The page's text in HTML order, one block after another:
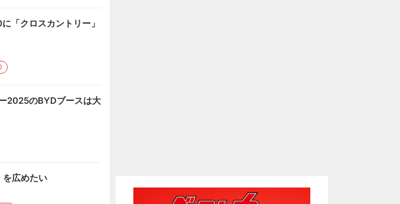
「クロスカントリー」
2025のBYDブースは大
広めたい